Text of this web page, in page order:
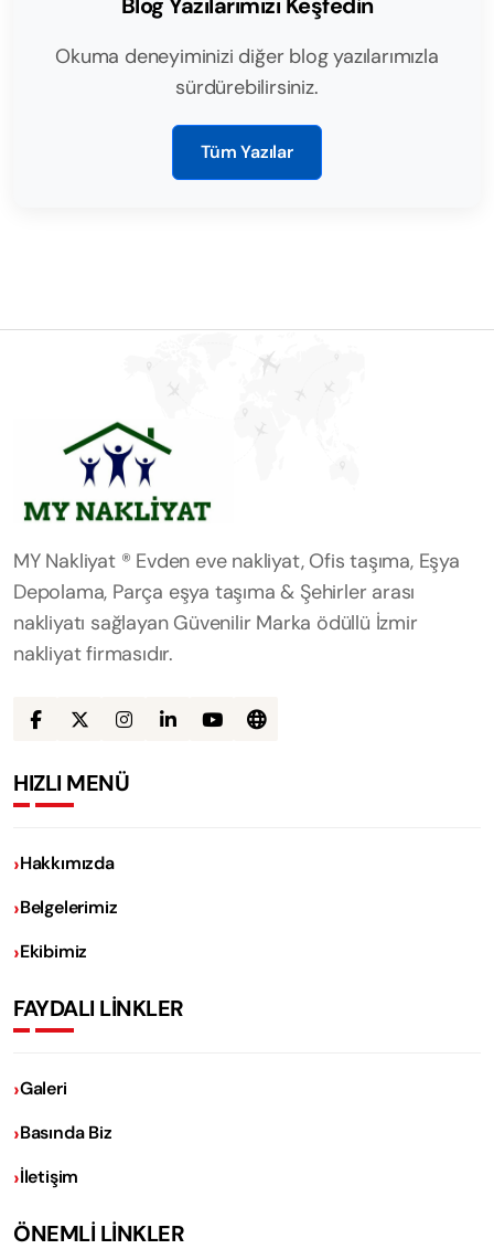
Okuma deneyiminizi diğer blog yazılarımızla
sürdürebilirsiniz.
Tüm Yazılar
MY Nakliyat ® Evden eve nakliyat, Ofis taşıma, Eşya
Depolama, Parça eşya taşıma & Şehirler arası
nakliyatı sağlayan Güvenilir Marka ödüllü İzmir
nakliyat firmasıdır.
HIZLI MENÜ
Hakkımızda
Belgelerimiz
Ekibimiz
FAYDALI LİNKLER
Galeri
Basında Biz
İletişim
ÖNEMLİ LİNKLER